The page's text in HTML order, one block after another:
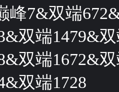
峰7&双端
双端1479&
双端1672&
双端1728